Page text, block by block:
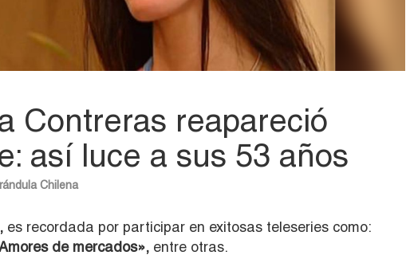
Contreras reapareció
así luce a sus 53 años
Chilena
es recordada por participar en exitosas teleseries como:
de mercados», entre otras.